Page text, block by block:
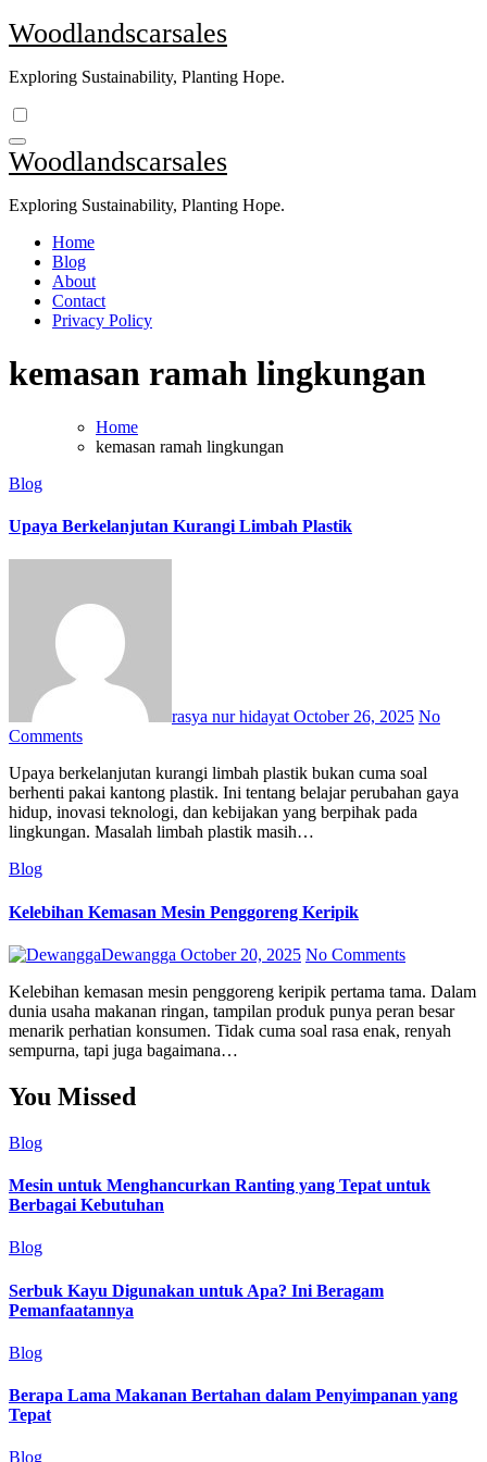
Skip
to
Woodlandscarsales
Exploring Sustainability, Planting Hope.
Woodlandscarsales
Exploring Sustainability, Planting Hope.
Home
Blog
About
Contact
Privacy Policy
kemasan ramah lingkungan
Home
kemasan ramah lingkungan
Blog
Upaya Berkelanjutan Kurangi Limbah Plastik
rasya nur hidayatOctober 26, 2025 No
Comments
Upaya berkelanjutan kurangi limbah plastik bukan cuma soal
berhenti pakai kantong plastik. Ini tentang belajar perubahan gaya
hidup, inovasi teknologi, dan kebijakan yang berpihak pada
lingkungan. Masalah limbah plastik masih…
Blog
Kelebihan Kemasan Mesin Penggoreng Keripik
Dewangga October 20, 2025 No Comments
Kelebihan kemasan mesin penggoreng keripik pertama tama. Dalam
dunia usaha makanan ringan, tampilan produk punya peran besar
menarik perhatian konsumen. Tidak cuma soal rasa enak, renyah
sempurna, tapi juga bagaimana…
You Missed
Blog
Mesin untuk Menghancurkan Ranting yang Tepat untuk
Berbagai Kebutuhan
Blog
Serbuk Kayu Digunakan untuk Apa? Ini Beragam
Pemanfaatannya
Blog
Berapa Lama Makanan Bertahan dalam Penyimpanan yang
Tepat
Blog